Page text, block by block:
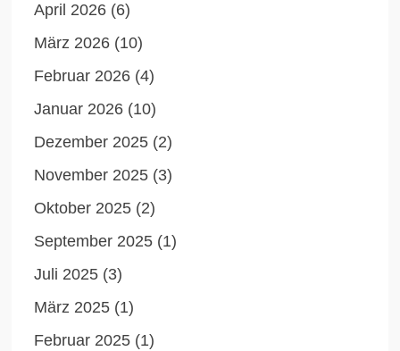
April 2026 (6)
März 2026 (10)
Februar 2026 (4)
Januar 2026 (10)
Dezember 2025 (2)
November 2025 (3)
Oktober 2025 (2)
September 2025 (1)
Juli 2025 (3)
März 2025 (1)
Februar 2025 (1)